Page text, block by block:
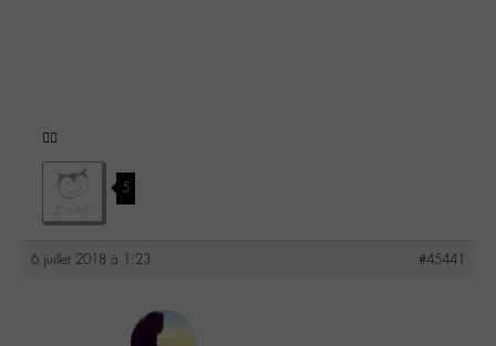
✌🏽
5
6 juillet 2018 à 1:23 #45441